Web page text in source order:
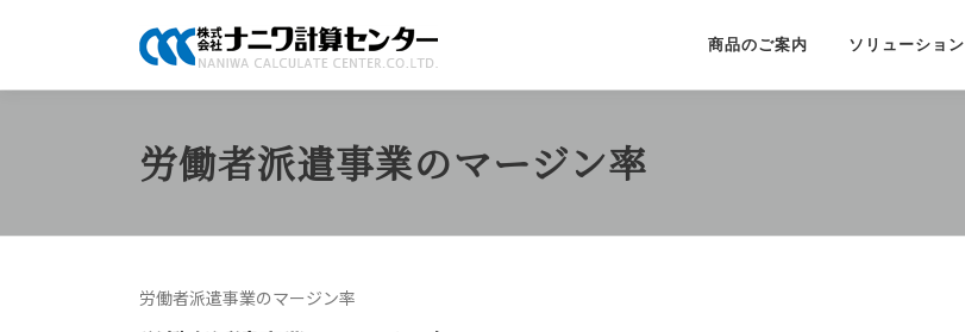
ン
ッ
商品のご案内 ソリューション
労働者派遣事業のマージン率
労働者派遣事業のマージン率